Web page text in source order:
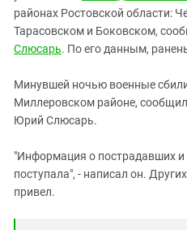
Ставропольский край
Чечня
Южный Кавказ
районах Ростовской области:
Тарасовском и Боковском,
Слюсарь. По его данным,
Минувшей ночью военные
Миллеровском районе,
Юрий Слюсарь.
"Информация о пострадавших и
поступала", - написал он.
привел.